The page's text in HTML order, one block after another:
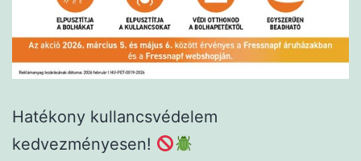
Hatékony kullancsvédelem
kedvezményesen!